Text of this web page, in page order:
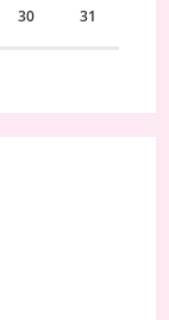
30 31